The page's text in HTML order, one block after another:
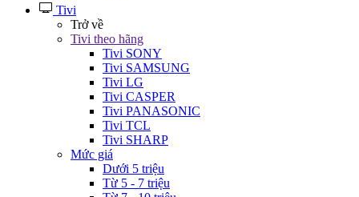
Tivi
Trở về
Tivi theo hãng
Tivi SONY
Tivi SAMSUNG
Tivi LG
Tivi CASPER
Tivi PANASONIC
Tivi TCL
Tivi SHARP
Mức giá
Dưới 5 triệu
Từ 5 - 7 triệu